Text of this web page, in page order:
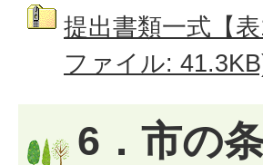
提出書類一式【
ファイル:
6．市の